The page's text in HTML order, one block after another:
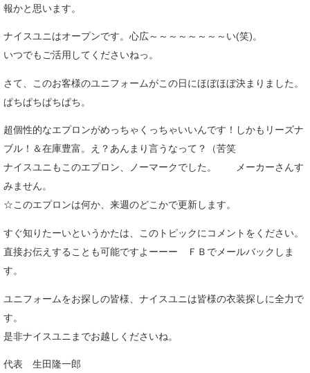
報かと思います。
ナイスユニはオープンです。心広～～～～～～～～い(笑)。
いつでもご活用してくださいねっ。
さて、このお客様のユニフォームがこの日にほぼほぼ決まりました。
ぱちぱちぱちぱち。
超個性的なエプロンがめっちゃくっちゃいいんです！しかもリーズナ
ブル！＆在庫豊富。え？あんまり言うなって？（苦笑
ナイスユニもこのエプロン、ノーマークでした。 メーカーさんす
みません。
☆このエプロンは何か、来週のどこかで更新します。
すぐ知りたーいというかたは、このトピックにコメントをください。
直接お伝えすることも可能ですよーーー ＦＢでメールバックしま
す。
ユニフォームをお探しの皆様、ナイスユニは皆様の衣装探しに全力で
す。
是非ナイスユニまでお越しくださいね。
代表 生田隆一郎